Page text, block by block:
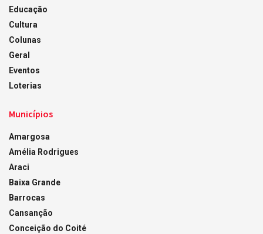
Educação
Cultura
Colunas
Geral
Eventos
Loterias
Municípios
Amargosa
Amélia Rodrigues
Araci
Baixa Grande
Barrocas
Cansanção
Conceição do Coité